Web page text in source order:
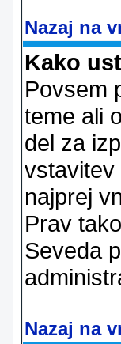
Nazaj na
Kako
Povsem
teme ali
del za
vstavitev
najprej
Prav
Seveda
Nazaj na